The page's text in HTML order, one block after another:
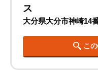
ス
大分県大分市神崎14
こ